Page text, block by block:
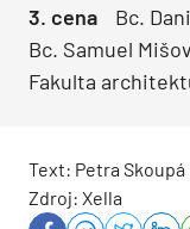
3. cena Bc.
Bc. Samuel
Fakulta
Text: Petra Skoupá
Zdroj: Xella